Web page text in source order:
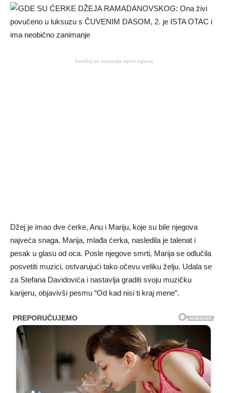
Sadržaj se nastavlja ispod oglasa
Džej je imao dve ćerke, Anu i Mariju, koje su bile njegova
najveća snaga. Marija, mlađa ćerka, nasledila je talenat i
pesak u glasu od oca. Posle njegove smrti, Marija se odlučila
posvetiti muzici, ostvarujući tako očevu veliku želju. Udala se
za Stefana Davidovića i nastavlja graditi svoju muzičku
karijeru, objavivši pesmu “Od kad nisi ti kraj mene”.